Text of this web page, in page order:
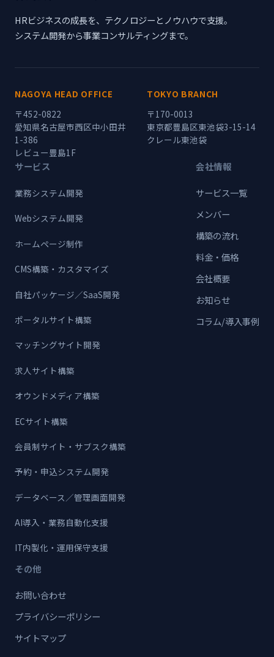
HRビジネスの成長を、テクノロジーとノウハウで支援。
システム開発から事業コンサルティングまで。
NAGOYA HEAD OFFICE
〒452-0822
愛知県名古屋市西区中小田井
1-386
レビュー豊島1F
TOKYO BRANCH
〒170-0013
東京都豊島区東池袋3-15-14
クレール東池袋
サービス
業務システム開発
Webシステム開発
ホームページ制作
CMS構築・カスタマイズ
自社パッケージ／SaaS開発
ポータルサイト構築
マッチングサイト開発
求人サイト構築
オウンドメディア構築
ECサイト構築
会員制サイト・サブスク構築
予約・申込システム開発
データベース／管理画面開発
AI導入・業務自動化支援
IT内製化・運用保守支援
会社情報
サービス一覧
メンバー
構築の流れ
料金・価格
会社概要
お知らせ
コラム/導入事例
その他
お問い合わせ
プライバシーポリシー
サイトマップ